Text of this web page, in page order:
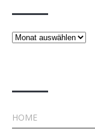
Beiträge
HOME